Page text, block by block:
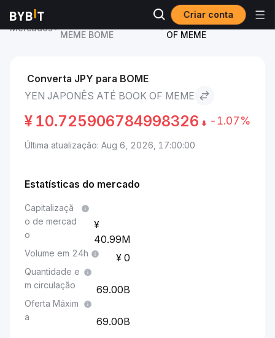
Criar conta
Mercados
MEME BOME
Yen japonês to BOOK
OF MEME
Converta JPY para BOME
YEN JAPONÊS ATÉ BOOK OF MEME
¥ 10.725906784998326 -1.07%
Última atualização: Aug 6, 2026, 17:00:00
Estatísticas do mercado
Capitalizaçã
o de mercad
o
40.99M
Volume em 24h 0
Quantidade e
m circulação
69.00B
Oferta Máxim
a
69.00B